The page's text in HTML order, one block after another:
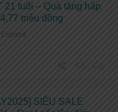
21 tuổi – Quà tặng hấp
triệu đồng
Expired
SIÊU SALE